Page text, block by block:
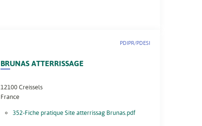
BRUNAS ATTERRISSAGE
PDIPR/PDESI
12100 Creissels
France
352-Fiche pratique Site atterrissag Brunas.pdf